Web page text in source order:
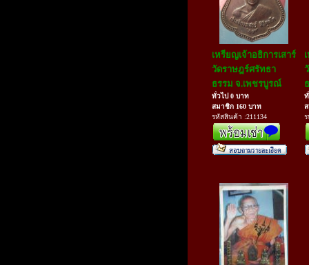
เหรียญเจ้าอธิการเสาร์
วัดราษฎร์ศรัทธา
ธรรม จ.เพชรบูรณ์
ทั่วไป 0 บาท
สมาชิก 160 บาท
รหัสสินค้า :211134